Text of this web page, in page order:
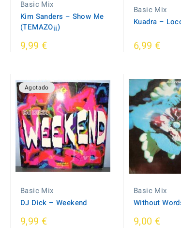
Basic Mix
Kim Sanders ‎– Show Me
(TEMAZO¡¡)
9,99 €
Basic Mix
Kuadra ‎–
6,99 €
Agotado
Basic Mix
DJ Dick ‎– Weekend
9,99 €
Basic Mix
Without
9,00 €